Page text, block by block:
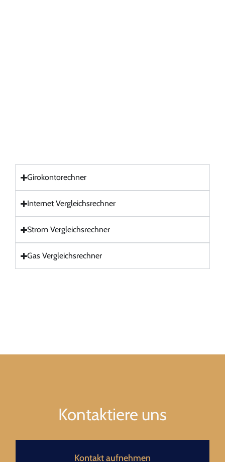
Girokontorechner
Internet Vergleichsrechner
Strom Vergleichsrechner
Gas Vergleichsrechner
Kontaktiere uns
Kontakt aufnehmen